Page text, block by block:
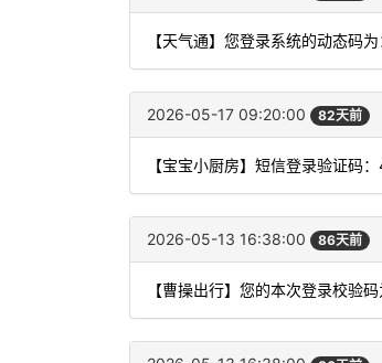
【天气通】您登录系统的动态码
2026-05-17 09:20:00 82天前
【宝宝小厨房】短信登录验证码
2026-05-13 16:38:00 86天前
【曹操出行】您的本次登录校验